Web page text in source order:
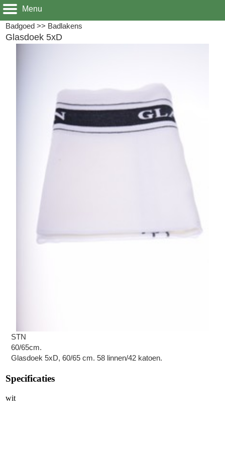
Menu
Badgoed >> Badlakens
Glasdoek 5xD
STN
60/65cm.
Glasdoek 5xD, 60/65 cm. 58 linnen/42 katoen.
Specificaties
wit